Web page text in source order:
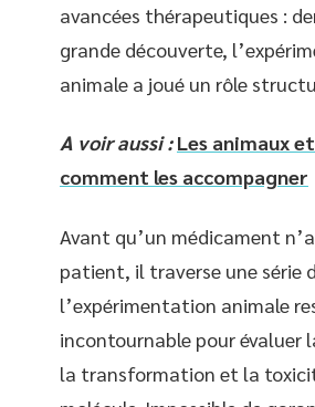
avancées thérapeutiques :
grande découverte,
animale a joué un rôle
A voir aussi : Les animaux
comment les accompagner
Avant qu’un médicament
patient, il traverse une série
l’expérimentation animale
incontournable pour évaluer
la transformation et la